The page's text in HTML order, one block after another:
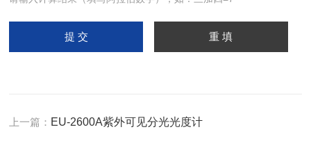
上一篇： EU-2600A紫外可见分光光度计